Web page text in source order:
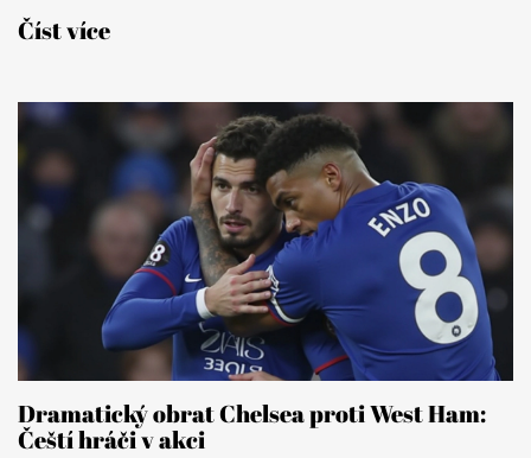
Číst více
Dramatický obrat Chelsea proti West Ham:
Čeští hráči v akci